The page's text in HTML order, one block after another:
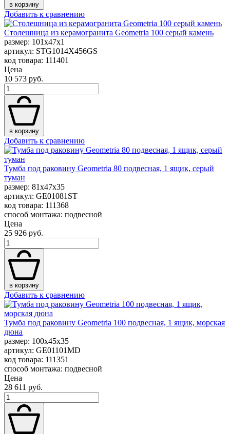
в корзину
Добавить к сравнению
Столешница из керамогранита Geometria 100 серый камень
размер: 101x47x1
артикул: STG1014X456GS
код товара: 111401
Цена
10 573 руб.
в корзину
Добавить к сравнению
Тумба под раковину Geometria 80 подвесная, 1 ящик, серый
туман
размер: 81x47x35
артикул: GE01081ST
код товара: 111368
способ монтажа: подвесной
Цена
25 926 руб.
в корзину
Добавить к сравнению
Тумба под раковину Geometria 100 подвесная, 1 ящик, морская
дюна
размер: 100x45x35
артикул: GE01101MD
код товара: 111351
способ монтажа: подвесной
Цена
28 611 руб.